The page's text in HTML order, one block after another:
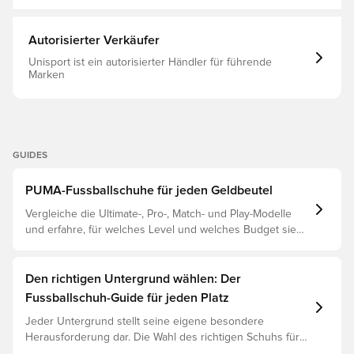
Autorisierter Verkäufer
Unisport ist ein autorisierter Händler für führende
Marken
GUIDES
PUMA-Fussballschuhe für jeden Geldbeutel
Vergleiche die Ultimate-, Pro-, Match- und Play-Modelle
und erfahre, für welches Level und welches Budget sie
Den richtigen Untergrund wählen: Der
Fussballschuh-Guide für jeden Platz
Jeder Untergrund stellt seine eigene besondere
Herausforderung dar. Die Wahl des richtigen Schuhs für